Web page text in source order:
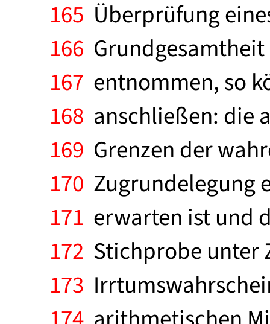
165 Überprüfung
166
167 entnommen, so
168 anschließen: die
169 Grenzen der
170 Zugrundelegung
171 erwarten ist und
172 Stichprobe unter
173